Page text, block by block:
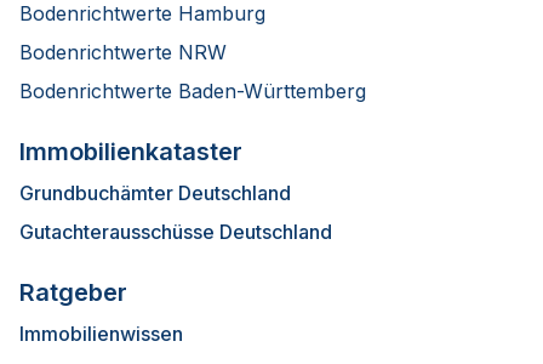
Bodenrichtwerte Hamburg
Bodenrichtwerte NRW
Bodenrichtwerte Baden-Württemberg
Immobilienkataster
Grundbuchämter Deutschland
Gutachterausschüsse Deutschland
Ratgeber
Immobilienwissen